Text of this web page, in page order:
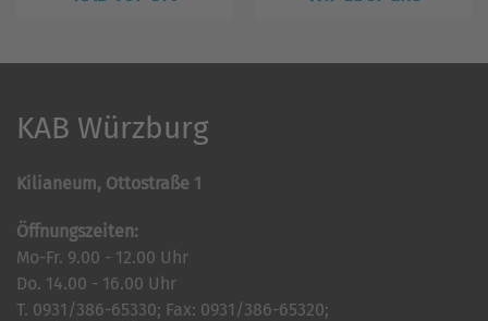
KAB Würzburg
Kilianeum, Ottostraße 1
Öffnungszeiten:
Mo-Fr. 9.00 - 12.00 Uhr
Do. 14.00 - 16.00 Uhr
T. 0931/386-65330; Fax: 0931/386-65320;